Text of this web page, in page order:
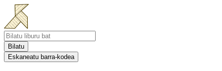
Bilatu
Eskaneatu barra-kodea